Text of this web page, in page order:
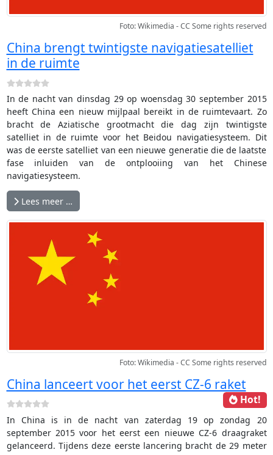
Foto: Wikimedia - CC Some rights reserved
China brengt twintigste navigatiesatelliet
in de ruimte
In de nacht van dinsdag 29 op woensdag 30 september 2015
heeft China een nieuw mijlpaal bereikt in de ruimtevaart. Zo
bracht de Aziatische grootmacht die dag zijn twintigste
satelliet in de ruimte voor het Beidou navigatiesysteem. Dit
was de eerste satelliet van een nieuwe generatie die de laatste
fase inluiden van de ontplooiing van het Chinese
navigatiesysteem.
Lees meer …
Foto: Wikimedia - CC Some rights reserved
China lanceert voor het eerst CZ-6 raket
Hot!
In China is in de nacht van zaterdag 19 op zondag 20
september 2015 voor het eerst een nieuwe CZ-6 draagraket
gelanceerd. Tijdens deze eerste lancering bracht de 29 meter